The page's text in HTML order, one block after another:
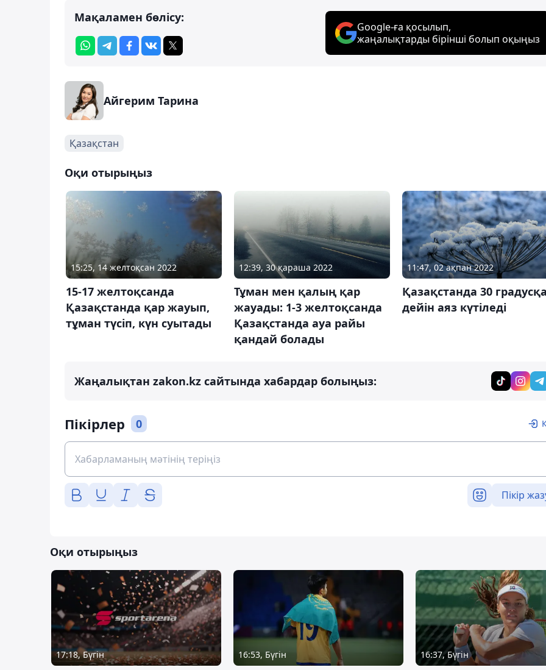
Мақаламен бөлісу:
Google-ға қосылып,
жаңалықтарды бірінші болып оқыңыз
Айгерим Тарина
Қазақстан
Оқи отырыңыз
15:25, 14 желтоқсан 2022
15-17 желтоқсанда
Қазақстанда қар жауып,
тұман түсіп, күн суытады
12:39, 30 қараша 2022
Тұман мен қалың қар
жауады: 1-3 желтоқсанда
Қазақстанда ауа райы
қандай болады
11:47, 02 ақпан 2022
Қазақстанда 30
дейін аяз күтіледі
Жаңалықтан zakon.kz сайтында хабардар болыңыз:
Пікірлер 0
Пікір
Оқи отырыңыз
17:18, Бүгін 16:53, Бүгін 16:37, Бүгін